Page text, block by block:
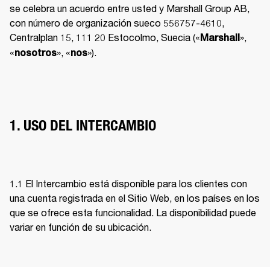
se celebra un acuerdo entre usted y Marshall Group AB,
con número de organización sueco 556757-4610,
Centralplan 15, 111 20 Estocolmo, Suecia («Marshall»,
«nosotros», «nos»).
1. USO DEL INTERCAMBIO
1.1 El Intercambio está disponible para los clientes con
una cuenta registrada en el Sitio Web, en los países en los
que se ofrece esta funcionalidad. La disponibilidad puede
variar en función de su ubicación.